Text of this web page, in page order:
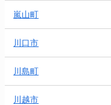
嵐山町
川口市
川島町
川越市